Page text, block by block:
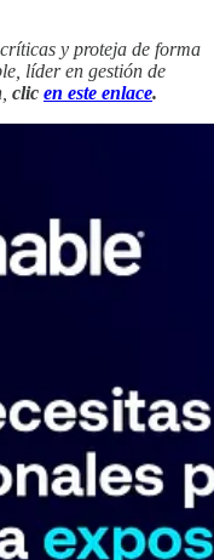
y proteja de forma
líder en gestión de
clic en este enlace.